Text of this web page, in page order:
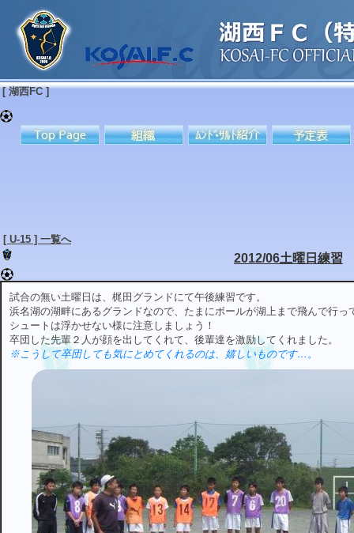
[ 湖西FC ]
[ U-15 ] 一覧へ
2012/06土曜日練習
試合の無い土曜日は、梶田グランドにて午後練習です。
浜名湖の湖畔にあるグランドなので、たまにボールが湖上まで飛んで行っ
シュートは浮かせない様に注意しましょう！
卒団した先輩２人が顔を出してくれて、後輩達を激励してくれました。
※こうして卒団しても気にとめてくれるのは、嬉しいものです…。